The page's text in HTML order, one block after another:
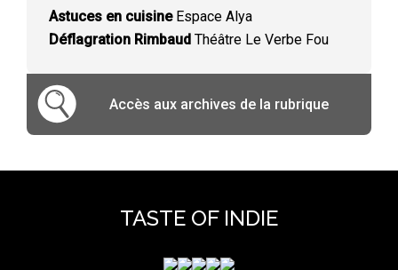
Astuces en cuisineEspace Alya
Déflagration Rimbaud Théâtre Le Verbe Fou
Accès aux archives de la rubrique
TASTE OF INDIE